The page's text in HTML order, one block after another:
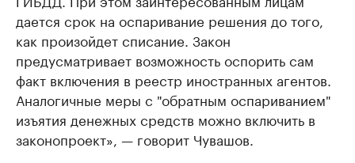
дается срок на оспаривание решения до того,
как произойдет списание. Закон
предусматривает возможность оспорить сам
факт включения в реестр иностранных агентов.
Аналогичные меры с "обратным оспариванием"
изъятия денежных средств можно включить в
законопроект», — говорит Чувашов.